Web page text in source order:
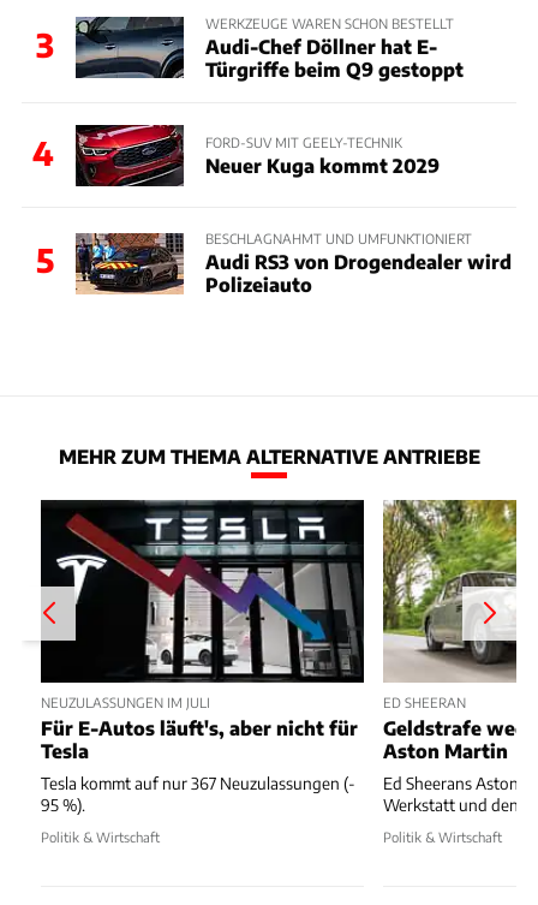
3
WERKZEUGE WAREN SCHON BESTELLT
Audi-Chef Döllner hat E-
Türgriffe beim Q9 gestoppt
4 FORD-SUV MIT GEELY-TECHNIK
Neuer Kuga kommt 2029
5
BESCHLAGNAHMT UND UMFUNKTIONIERT
Audi RS3 von Drogendealer wird
Polizeiauto
MEHR ZUM THEMA ALTERNATIVE ANTRIEBE
NEUZULASSUNGEN IM JULI
Für E-Autos läuft's, aber nicht für
Tesla
Tesla kommt auf nur 367 Neuzulassungen (-
95 %).
Politik & Wirtschaft
ED SHEERAN
Geldstrafe
Aston Martin
Ed Sheerans Aston
Werkstatt und
Politik & Wirtschaft